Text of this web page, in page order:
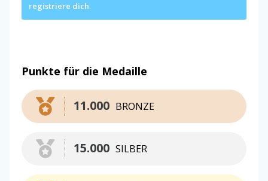
registriere dich.
Punkte für die Medaille
BRONZE
11.000
SILBER
15.000